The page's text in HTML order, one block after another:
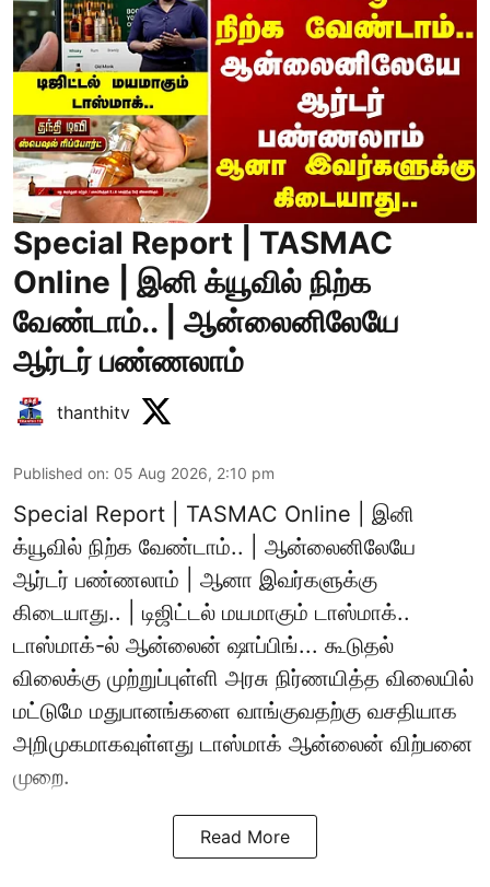
Special Report | TASMAC
Online | இனி க்யூவில் நிற்க
வேண்டாம்.. | ஆன்லைனிலேயே
ஆர்டர் பண்ணலாம்
thanthitv
Published on: 05 Aug 2026, 2:10 pm
Special Report | TASMAC Online | இனி
க்யூவில் நிற்க வேண்டாம்.. | ஆன்லைனிலேயே
ஆர்டர் பண்ணலாம் | ஆனா இவர்களுக்கு
கிடையாது.. | டிஜிட்டல் மயமாகும் டாஸ்மாக்..
டாஸ்மாக்-ல் ஆன்லைன் ஷாப்பிங்... கூடுதல்
விலைக்கு முற்றுப்புள்ளி அரசு நிர்ணயித்த விலையில்
மட்டுமே மதுபானங்களை வாங்குவதற்கு வசதியாக
அறிமுகமாகவுள்ளது டாஸ்மாக் ஆன்லைன் விற்பனை
முறை.
Read More